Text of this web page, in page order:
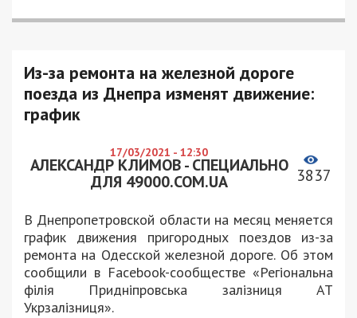
Из-за ремонта на железной дороге
поезда из Днепра изменят движение:
график
17/03/2021 - 12:30
АЛЕКСАНДР КЛИМОВ - СПЕЦИАЛЬНО
ДЛЯ 49000.COM.UA
3837
В Днепропетровской области на месяц меняется
график движения пригородных поездов из-за
ремонта на Одесской железной дороге. Об этом
сообщили в Facebook-сообществе «Регіональна
філія Придніпровська залізниця АТ
Укрзалізниця».